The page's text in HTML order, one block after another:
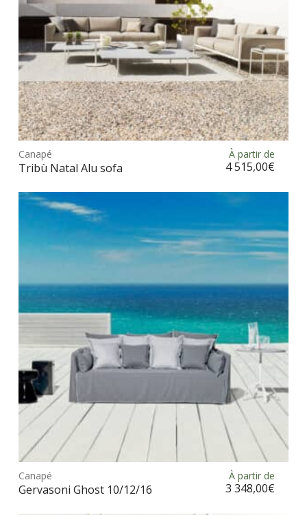
Ce
être
Canapé
Tribù Natal Alu sofa
À partir de
4 515,00€
Canapé
Gervasoni Ghost 10/12/16
À partir de
3 348,00€